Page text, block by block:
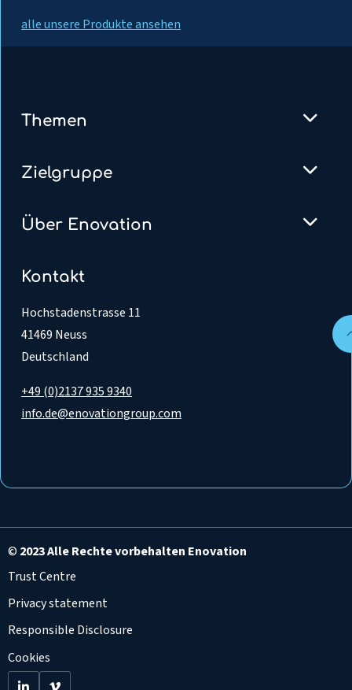
alle unsere Produkte ansehen
Themen
Zielgruppe
Über Enovation
Kontakt
Hochstadenstrasse 11
41469 Neuss
Deutschland
+49 (0)2137 935 9340
info.de@enovationgroup.com
© 2023 Alle Rechte vorbehalten Enovation
Trust Centre
Privacy statement
Responsible Disclosure
Cookies